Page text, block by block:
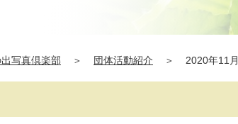
出写真倶楽部 ＞ 団体活動紹介 ＞ 2020年11月